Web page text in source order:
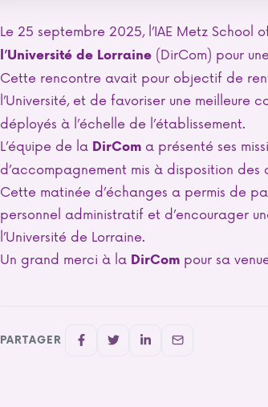
Le 25 septembre 2025, l’IAE Metz
l’Université de Lorraine (DirCom) pour
Cette rencontre avait pour objectif de
l’Université, et de favoriser une meilleure
déployés à l’échelle de l’établissement.
L’équipe de la DirCom a présenté ses
d’accompagnement mis à disposition
Cette matinée d’échanges a permis de
personnel administratif et d’encourager
l’Université de Lorraine.
Un grand merci à la DirCom pour sa
PARTAGER